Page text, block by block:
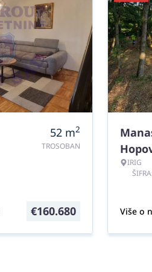
52 m2
TROSOBAN
€160.680
IRIG
Više o